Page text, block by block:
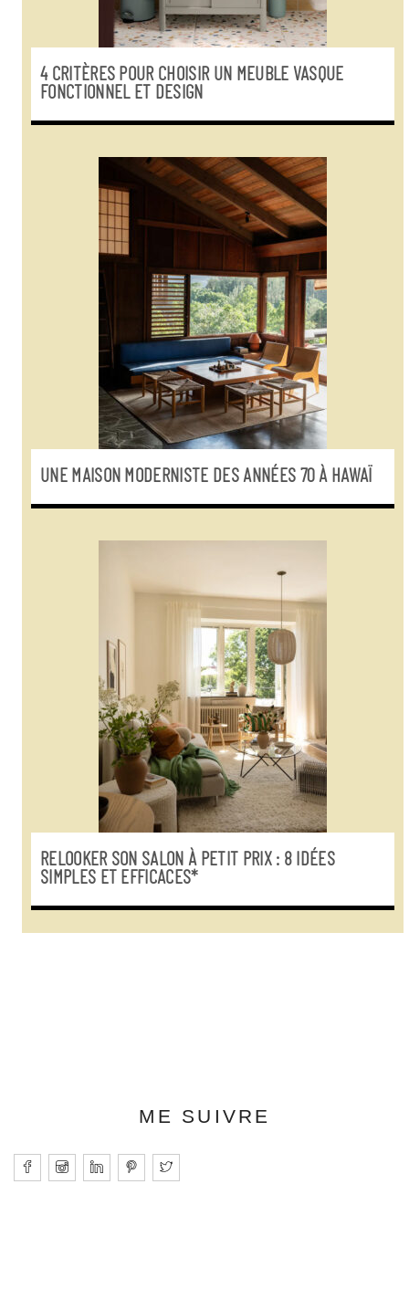
4 CRITÈRES POUR CHOISIR UN MEUBLE VASQUE
FONCTIONNEL ET DESIGN
UNE MAISON MODERNISTE DES ANNÉES 70 À HAWAÏ
RELOOKER SON SALON À PETIT PRIX : 8 IDÉES
SIMPLES ET EFFICACES*
ME SUIVRE